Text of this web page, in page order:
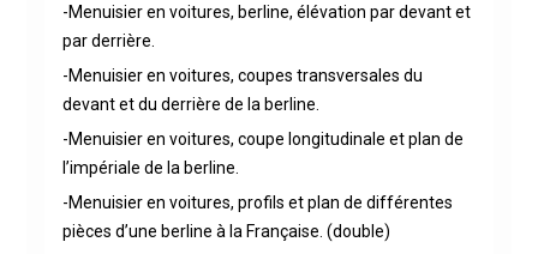
-Menuisier en voitures, berline, élévation par devant et
par derrière.
-Menuisier en voitures, coupes transversales du
devant et du derrière de la berline.
-Menuisier en voitures, coupe longitudinale et plan de
l’impériale de la berline.
-Menuisier en voitures, profils et plan de différentes
pièces d’une berline à la Française. (double)